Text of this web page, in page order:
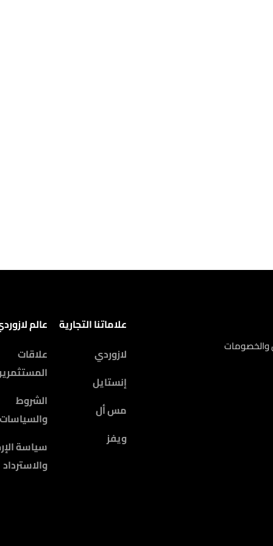
والخصومات
علاماتنا التجارية
لازوردي
إنستايل
مس أل
ويفز
عالم
علاقات
الشروط
والسياسات
سياسة
والاسترداد